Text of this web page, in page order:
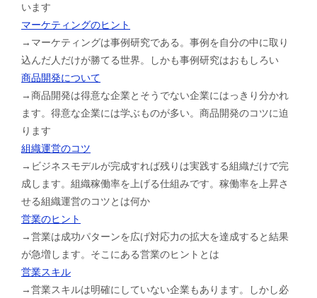
います
マーケティングのヒント
→マーケティングは事例研究である。事例を自分の中に取り
込んだ人だけが勝てる世界。しかも事例研究はおもしろい
商品開発について
→商品開発は得意な企業とそうでない企業にはっきり分かれ
ます。得意な企業には学ぶものが多い。商品開発のコツに迫
ります
組織運営のコツ
→ビジネスモデルが完成すれば残りは実践する組織だけで完
成します。組織稼働率を上げる仕組みです。稼働率を上昇さ
せる組織運営のコツとは何か
営業のヒント
→営業は成功パターンを広げ対応力の拡大を達成すると結果
が急増します。そこにある営業のヒントとは
営業スキル
→営業スキルは明確にしていない企業もあります。しかし必